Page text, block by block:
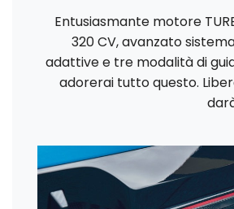
Entusiasmante motore
320 CV, avanzato
adattive e tre modalità di
adorerai tutto questo.